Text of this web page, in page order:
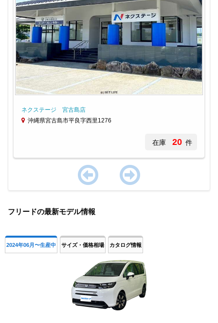
ネクステージ 宮古島店
沖縄県宮古島市平良字西里1276
在庫 20 件
of
フリードの最新モデル情報
2024年06月〜生産中 サイズ・価格相場 カタログ情報